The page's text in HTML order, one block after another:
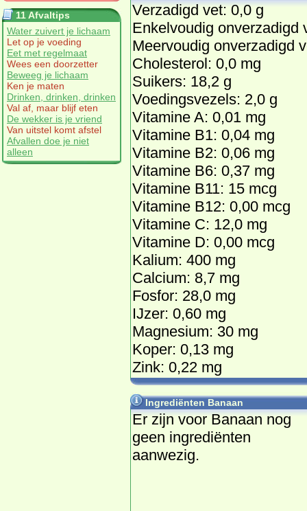
11 Afvaltips
Water zuivert je lichaam
Let op je voeding
Eet met regelmaat
Wees een doorzetter
Beweeg je lichaam
Ken je maten
Drinken, drinken, drinken
Val af, maar blijf eten
De wekker is je vriend
Van uitstel komt afstel
Afvallen doe je niet
alleen
Verzadigd vet: 0,0 g
Enkelvoudig onverzadigd
Meervoudig onverzadigd
Cholesterol: 0,0 mg
Suikers: 18,2 g
Voedingsvezels: 2,0 g
Vitamine A: 0,01 mg
Vitamine B1: 0,04 mg
Vitamine B2: 0,06 mg
Vitamine B6: 0,37 mg
Vitamine B11: 15 mcg
Vitamine B12: 0,00 mcg
Vitamine C: 12,0 mg
Vitamine D: 0,00 mcg
Kalium: 400 mg
Calcium: 8,7 mg
Fosfor: 28,0 mg
IJzer: 0,60 mg
Magnesium: 30 mg
Koper: 0,13 mg
Zink: 0,22 mg
Ingrediënten Banaan
Er zijn voor Banaan nog
geen ingrediënten
aanwezig.